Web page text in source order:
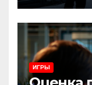
ИГРЫ